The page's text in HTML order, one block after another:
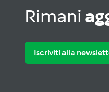
Rimani
Iscriviti alla